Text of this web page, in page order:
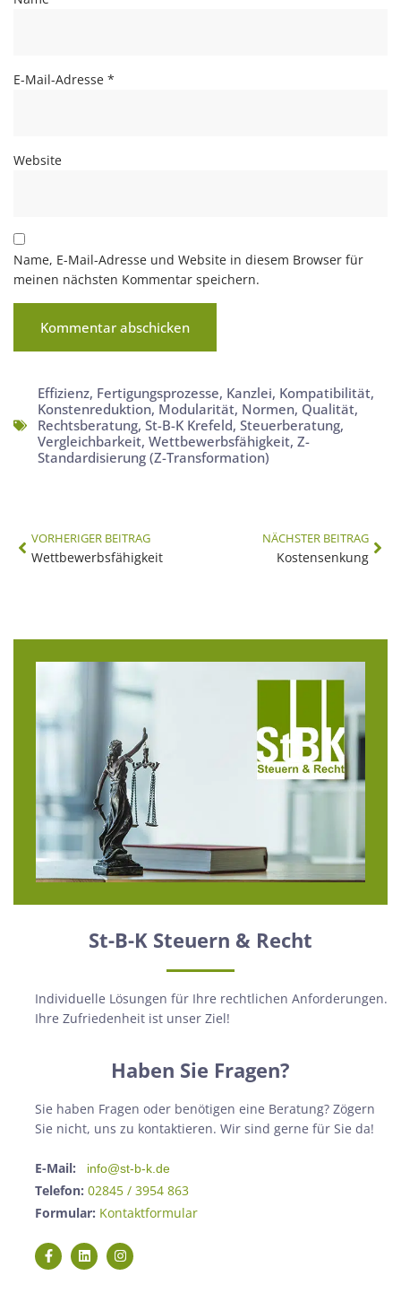
E-Mail-Adresse *
Website
Name, E-Mail-Adresse und Website in diesem Browser für
meinen nächsten Kommentar speichern.
Effizienz, Fertigungsprozesse, Kanzlei, Kompatibilität,
Konstenreduktion, Modularität, Normen, Qualität,
Rechtsberatung, St-B-K Krefeld, Steuerberatung,
Vergleichbarkeit, Wettbewerbsfähigkeit, Z-
Standardisierung (Z-Transformation)
VORHERIGER BEITRAG
Wettbewerbsfähigkeit
NÄCHSTER BEITRAG
Kostensenkung
St-B-K Steuern & Recht
Individuelle Lösungen für Ihre rechtlichen Anforderungen.
Ihre Zufriedenheit ist unser Ziel!
Haben Sie Fragen?
Sie haben Fragen oder benötigen eine Beratung? Zögern
Sie nicht, uns zu kontaktieren. Wir sind gerne für Sie da!
E-Mail: info@st-b-k.de
Telefon: 02845 / 3954 863
Formular: Kontaktformular